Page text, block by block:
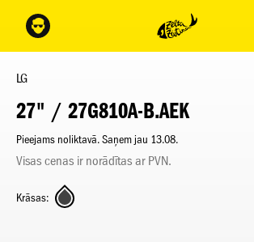
LG
27" / 27G810A-B.AEK
Pieejams noliktavā. Saņem jau 13.08.
Visas cenas ir norādītas ar PVN.
Krāsas: